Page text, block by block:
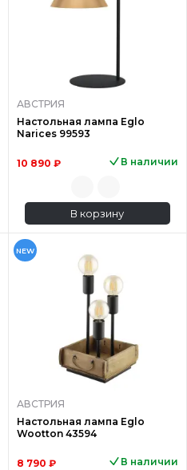
АВСТРИЯ
Настольная лампа Eglo
Narices 99593
10 890 ₽ В наличии
В корзину
NEW
АВСТРИЯ
Настольная лампа Eglo
Wootton 43594
8 790 ₽ В наличии